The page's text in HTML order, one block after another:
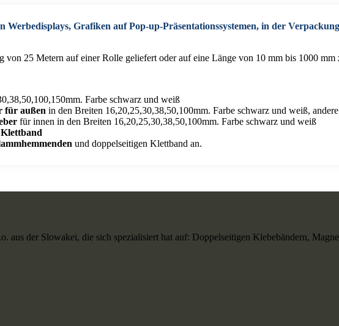
Werbedisplays, Grafiken auf Pop-up-Präsentationssystemen, in der
von 25 Metern auf einer Rolle geliefert oder auf eine Länge von 10 mm bis 1000 mm
Farbe schwarz und weiß
für außen in den Breiten 16,20,25,30,38,50,100mm. Farbe schwarz und weiß,
für innen in den Breiten 16,20,25,30,38,50,100mm. Farbe schwarz und weiß
und doppelseitigen Klettband an.
aus der Slowakei, die sich spezialisiert hat auf: Doppelseitigen Klebebändern,